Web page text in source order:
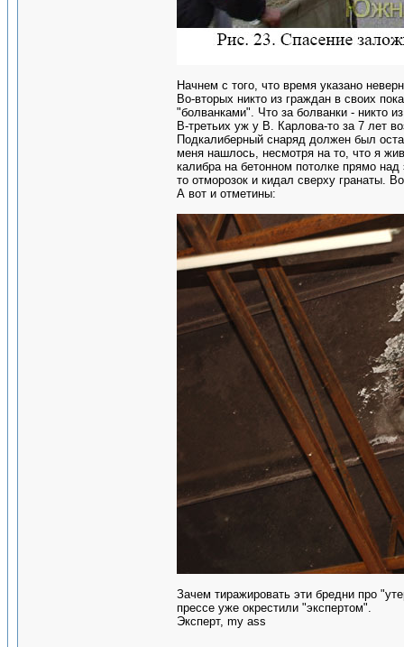
Начнем с того, что время указано
Во-вторых никто из граждан в своих
"болванками". Что за болванки - никто
В-третьих уж у В. Карлова-то за 7 лет
Подкалиберный снаряд должен был
меня нашлось, несмотря на то, что я
калибра на бетонном потолке прямо
то отморозок и кидал сверху гранаты.
А вот и отметины:
Зачем тиражировать эти бредни про
прессе уже окрестили "экспертом".
Эксперт, my ass